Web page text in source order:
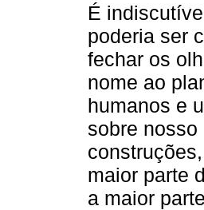
É
poderia ser
fechar os
nome ao
humanos e
sobre
maior parte
a maior